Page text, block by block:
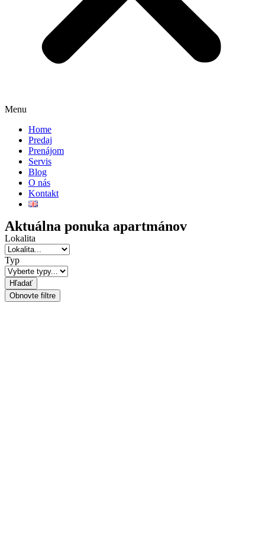
Menu
Home
Predaj
Prenájom
Servis
Blog
O nás
Kontakt
Aktuálna ponuka apartmánov
Lokalita
Typ
Hľadať
Obnovte filtre